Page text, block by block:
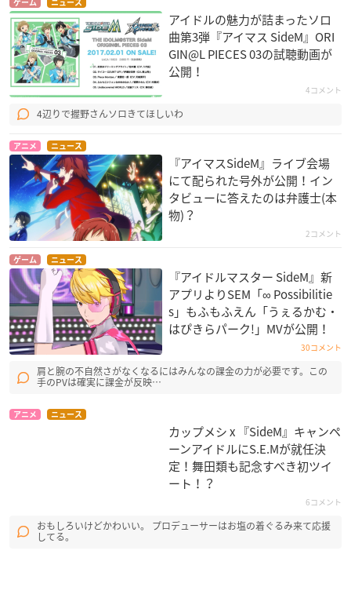
ゲーム ニュース
アイドルの魅力が詰まったソロ
曲第3弾『アイマス SideM』ORI
GIN@L PIECES 03の試聴動画が
公開！
4コメント
4辺りで握野さんソロきてほしいわ
アニメ ニュース
『アイマスSideM』ライブ会場
にて配られた号外が公開！イン
タビューに答えたのは弁護士(本
物)？
2コメント
ゲーム ニュース
『アイドルマスター SideM』新
アプリよりSEM「∞ Possibilitie
s」もふもふえん「うぇるかむ・
はぴきらパーク!」MVが公開！
30コメント
肩と腕の不自然さがなくなるにはみんなの課金の力が必要です。この
手のPVは確実に課金が反映…
アニメ ニュース
カップメシ x 『SideM』キャンペ
ーンアイドルにS.E.Mが就任決
定！舞田類も記念すべき初ツイ
ート！？
6コメント
おもしろいけどかわいい。 プロデューサーはお塩の着ぐるみ来て応援
してる。